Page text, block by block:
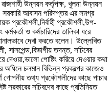
উন্নয়ন কর্তৃপক্ষ, খুলনা উন্নয়ন
সরকারি আবাসন পরিদপ্তর এর সমগ্র
প্রকৌশলী,নির্বাহী প্রকৌশলী,উপ-
ও কর্মচারিদের তালিকা ধরে
দেখা করতে বলেন। উল্লেখিত
সাসপেন্ড,বিভাগীয় তদন্ত, সচিবের
পোষ্টিং করিয়ে দেওয়ার কথা
অধিনে চলমান বিভিন্ন প্রকল্পের কাজেও
গোপনীয় তথ্য প্রকৌশলীদের কাছে পাচার
সরকারের সচিবদের কাছে প্রতিনিয়ত